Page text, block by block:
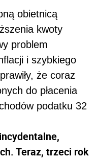
obietnicą
kwoty
problem
i szybkiego
że coraz
do płacenia
podatku 32
Teraz, trzeci rok